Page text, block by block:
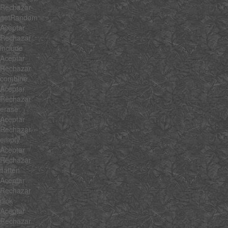
Rechazar
getRandom
Aceptar
Rechazar
include
Aceptar
Rechazar
combine
Aceptar
Rechazar
erase
Aceptar
Rechazar
empty
Aceptar
Rechazar
flatten
Aceptar
Rechazar
pick
Aceptar
Rechazar